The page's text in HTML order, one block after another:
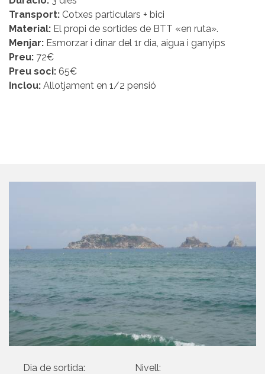
Transport: Cotxes particulars + bici
Material: El propi de sortides de BTT «en ruta».
Menjar: Esmorzar i dinar del 1r dia, aigua i ganyips
Preu: 72€
Preu soci: 65€
Inclou: Allotjament en 1/2 pensió
Dia de sortida:
Nivell: